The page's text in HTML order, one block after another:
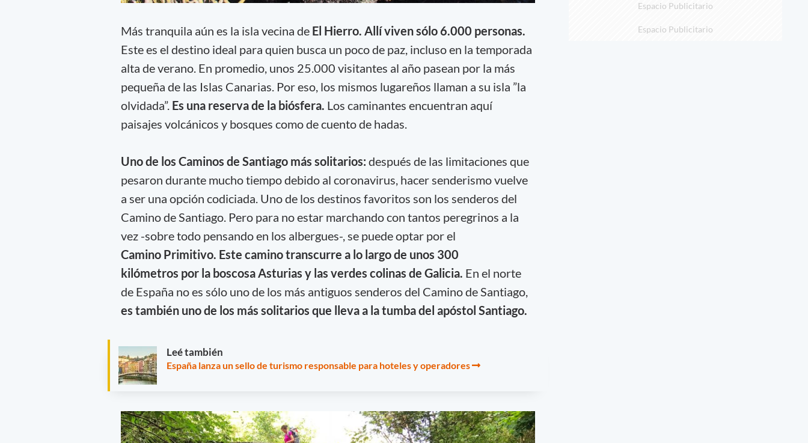
Más tranquila aún es la isla vecina de El Hierro. Allí viven sólo 6.000 personas.
Este es el destino ideal para quien busca un poco de paz, incluso en la temporada
alta de verano. En promedio, unos 25.000 visitantes al año pasean por la más
pequeña de las Islas Canarias. Por eso, los mismos lugareños llaman a su isla ”la
olvidada”. Es una reserva de la biósfera. Los caminantes encuentran aquí
paisajes volcánicos y bosques como de cuento de hadas.
Uno de los Caminos de Santiago más solitarios: después de las limitaciones que
pesaron durante mucho tiempo debido al coronavirus, hacer senderismo vuelve
a ser una opción codiciada. Uno de los destinos favoritos son los senderos del
Camino de Santiago. Pero para no estar marchando con tantos peregrinos a la
vez -sobre todo pensando en los albergues-, se puede optar por el
Camino Primitivo. Este camino transcurre a lo largo de unos 300
kilómetros por la boscosa Asturias y las verdes colinas de Galicia. En el norte
de España no es sólo uno de los más antiguos senderos del Camino de Santiago,
es también uno de los más solitarios que lleva a la tumba del apóstol Santiago.
Leé también
España lanza un sello de turismo responsable para hoteles y operadores
Espacio Publicitario
Espacio Publicitario